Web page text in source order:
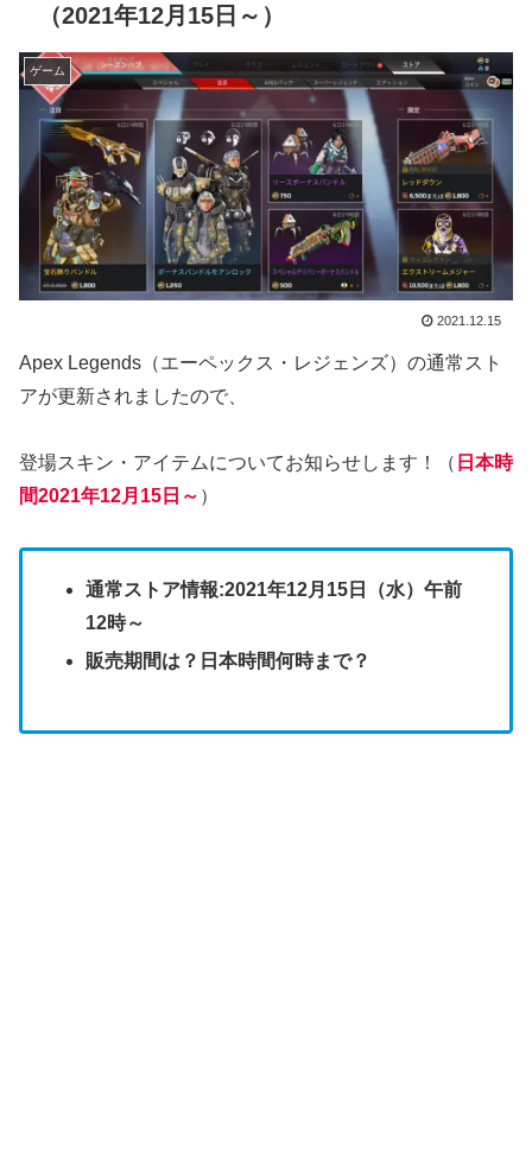
（2021年12月15日～）
ゲーム
2021.12.15
Apex Legends（エーペックス・レジェンズ）の通常スト
アが更新されましたので、
登場スキン・アイテムについてお知らせします！（ 日本時
間2021年12月15日～ ）
通常ストア情報:2021年12月15日
（水）午前
12時～
販売期間は？日本時間何時まで？